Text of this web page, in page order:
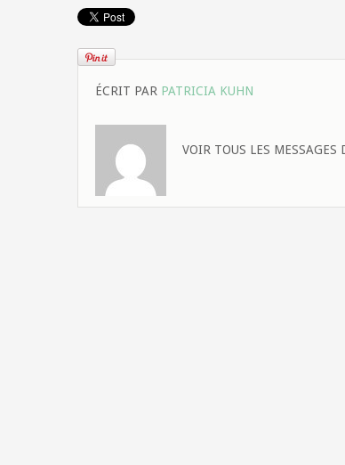
ÉCRIT PAR PATRICIA KUHN
VOIR TOUS LES MESSAGES